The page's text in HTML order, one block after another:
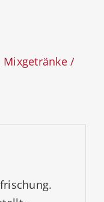
Mixgetränke /